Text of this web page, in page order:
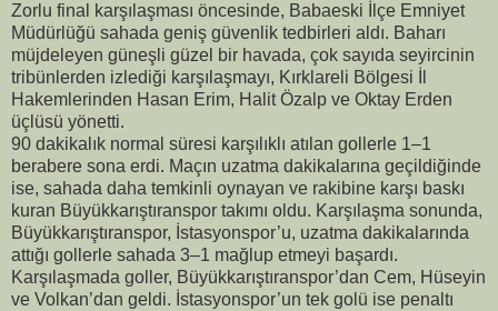
Zorlu final karşılaşması öncesinde, Babaeski İlçe Emniyet
Müdürlüğü sahada geniş güvenlik tedbirleri aldı. Baharı
müjdeleyen güneşli güzel bir havada, çok sayıda seyircinin
tribünlerden izlediği karşılaşmayı, Kırklareli Bölgesi İl
Hakemlerinden Hasan Erim, Halit Özalp ve Oktay Erden
üçlüsü yönetti.
90 dakikalık normal süresi karşılıklı atılan gollerle 1–1
berabere sona erdi. Maçın uzatma dakikalarına geçildiğinde
ise, sahada daha temkinli oynayan ve rakibine karşı baskı
kuran Büyükkarıştıranspor takımı oldu. Karşılaşma sonunda,
Büyükkarıştıranspor, İstasyonspor’u, uzatma dakikalarında
attığı gollerle sahada 3–1 mağlup etmeyi başardı.
Karşılaşmada goller, Büyükkarıştıranspor’dan Cem, Hüseyin
ve Volkan’dan geldi. İstasyonspor’un tek golü ise penaltı